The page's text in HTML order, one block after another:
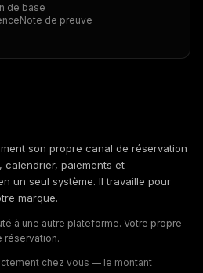
de base
Note de preuve
son propre canal de réservation
calendrier, paiements et
un seul système. Il travaille pour
marque.
à une autre plateforme. Votre propre
réservation.
chez vous — le montant